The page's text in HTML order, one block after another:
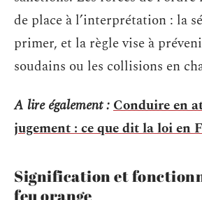
de place à l’interprétation : la
primer, et la règle vise à
soudains ou les collisions en
A lire également :Conduire en
jugement : ce que dit la loi en
Signification et
feu orange